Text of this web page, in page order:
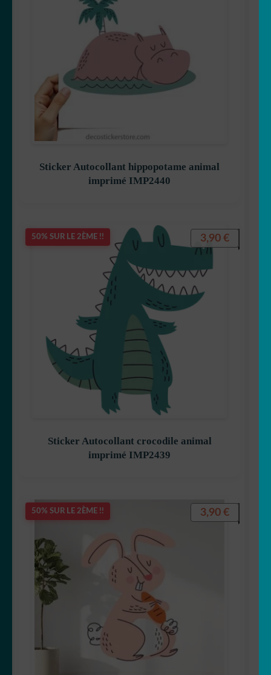
Sticker Autocollant hippopotame animal
imprimé IMP2440
50% SUR LE 2ÈME !!
Sticker Autocollant crocodile animal
imprimé IMP2439
3,90 €
50% SUR LE 2ÈME !! 3,90 €